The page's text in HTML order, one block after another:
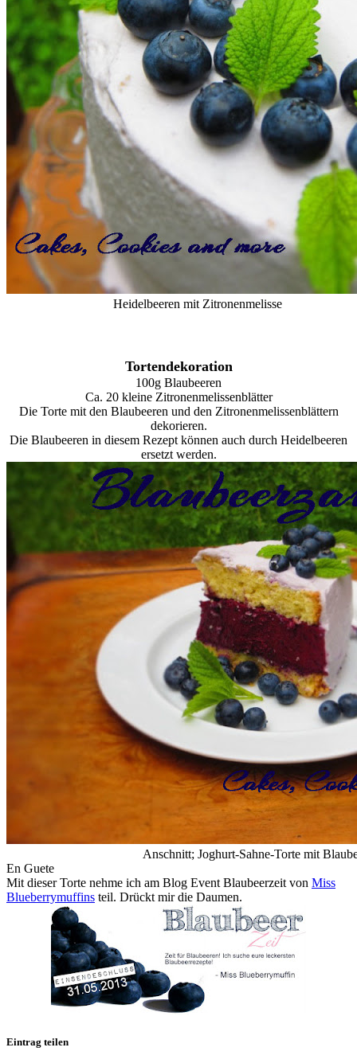
Heidelbeeren mit Zitronenmelisse
Tortendekoration
100g Blaubeeren
Ca. 20 kleine Zitronenmelissenblätter
Die Torte mit den Blaubeeren und den Zitronenmelissenblättern
dekorieren.
Die Blaubeeren in diesem Rezept können auch durch Heidelbeeren
ersetzt werden.
Anschnitt; Joghurt-Sahne-Torte mit
En Guete
Mit dieser Torte nehme ich am Blog Event Blaubeerzeit von Miss
Blueberrymuffins teil. Drückt mir die Daumen.
Eintrag teilen